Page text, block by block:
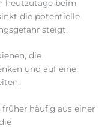
heutzutage beim
die potentielle
steigt.
die
und auf eine
häufig aus einer